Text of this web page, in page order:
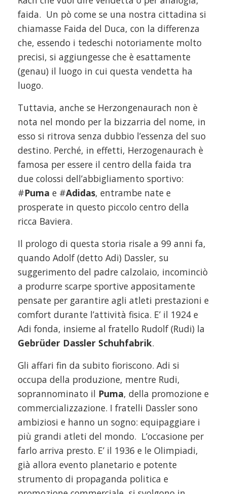
faida. Un pò come se una nostra cittadina si
chiamasse Faida del Duca, con la differenza
che, essendo i tedeschi notoriamente molto
precisi, si aggiungesse che è esattamente
(genau) il luogo in cui questa vendetta ha
luogo.
Tuttavia, anche se Herzongenaurach non è
nota nel mondo per la bizzarria del nome, in
esso si ritrova senza dubbio l’essenza del suo
destino. Perché, in effetti, Herzogenaurach è
famosa per essere il centro della faida tra
due colossi dell’abbigliamento sportivo:
#Puma e #Adidas, entrambe nate e
prosperate in questo piccolo centro della
ricca Baviera.
Il prologo di questa storia risale a 99 anni fa,
quando Adolf (detto Adi) Dassler, su
suggerimento del padre calzolaio, incominciò
a produrre scarpe sportive appositamente
pensate per garantire agli atleti prestazioni e
comfort durante l’attività fisica. E’ il 1924 e
Adi fonda, insieme al fratello Rudolf (Rudi) la
Gebrüder Dassler Schuhfabrik.
Gli affari fin da subito fioriscono. Adi si
occupa della produzione, mentre Rudi,
soprannominato il Puma, della promozione e
commercializzazione. I fratelli Dassler sono
ambiziosi e hanno un sogno: equipaggiare i
più grandi atleti del mondo. L’occasione per
farlo arriva presto. E’ il 1936 e le Olimpiadi,
già allora evento planetario e potente
strumento di propaganda politica e